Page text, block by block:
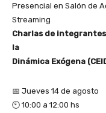
Presencial en Salón de
Streaming
Charlas de
la
Dinámica Exógena
📅 Jueves 14 de agosto
🕙 10:00 a 12:00 hs